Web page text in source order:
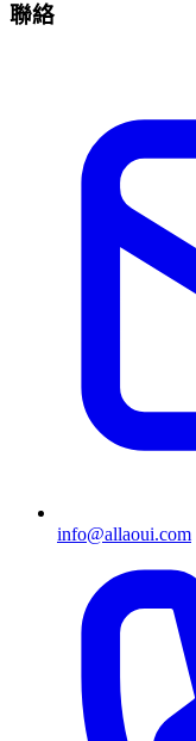
聯絡
info@allaoui.com